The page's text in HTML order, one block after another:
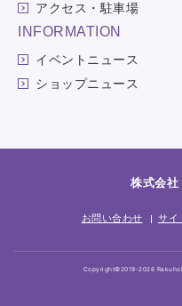
アクセス・駐車場
INFORMATION
イベントニュース
ショップニュース
株式会社
お問い合わせ サイ
Copyright©2019-2026